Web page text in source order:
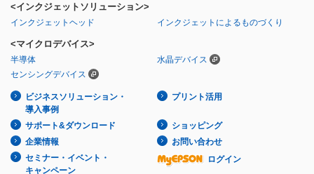
<インクジェットソリューション>
インクジェットヘッド インクジェットによるものづくり
<マイクロデバイス>
半導体
水晶デバイス
センシングデバイス
ビジネスソリューション・
導入事例
プリント活用
サポート&ダウンロード
ショッピング
企業情報
お問い合わせ
セミナー・イベント・
キャンペーン
ログイン